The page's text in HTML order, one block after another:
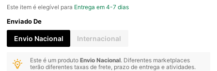
Este item é elegível para Entrega em 4-7 dias
Enviado De
Envio Nacional Internacional
Este é um produtoEnvio Nacional. Diferentes marketplaces
terão diferentes taxas de frete, prazo de entrega e atividades.